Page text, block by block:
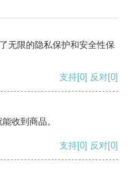
无限的隐私保护和安全性保
支持[0] 反对[0]
收到商品。
支持[0] 反对[0]